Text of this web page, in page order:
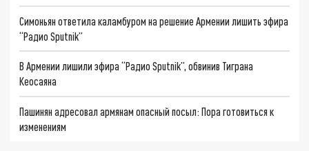
Симоньян ответила каламбуром на решение Армении лишить эфира
“Радио Sputnik”
В Армении лишили эфира “Радио Sputnik”, обвинив Тиграна
Кеосаяна
Пашинян адресовал армянам опасный посыл: Пора готовиться к
изменениям